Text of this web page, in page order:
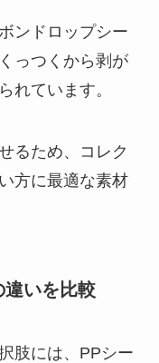
ンドロップシー
っつくから剥が
れています。
るため、コレク
方に最適な素材
違いを比較
肢には、PPシー